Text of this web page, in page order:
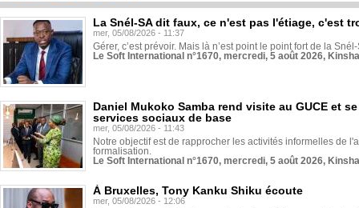
La Snél-SA dit faux, ce n'est pas l'étiage, c'est
mer, 05/08/2026 - 11:37
Gérer, c’est prévoir. Mais là n’est point le point fort de la
Le Soft International n°1670, mercredi, 5 août 2026,
Daniel Mukoko Samba rend visite au GUCE et
services sociaux de base
mer, 05/08/2026 - 11:43
Notre objectif est de rapprocher les activités informelles de
formalisation.
Le Soft International n°1670, mercredi, 5 août 2026,
À Bruxelles, Tony Kanku Shiku écoute
mer, 05/08/2026 - 12:06